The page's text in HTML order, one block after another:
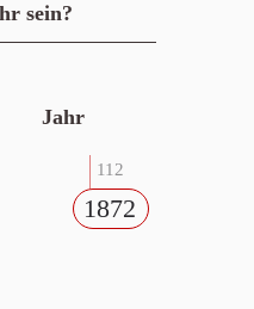
sein?
Jahr
112
1872